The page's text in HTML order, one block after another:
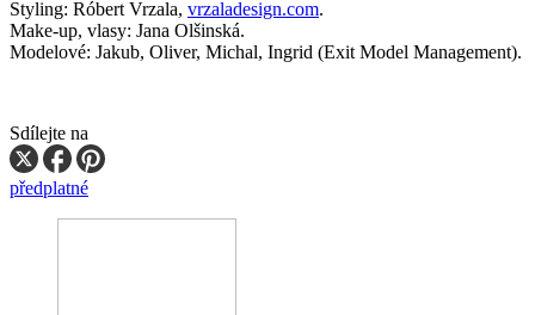
Styling: Róbert Vrzala, vrzaladesign.com.
Make-up, vlasy: Jana Olšinská.
Modelové: Jakub, Oliver, Michal, Ingrid (Exit Model Management).
Sdílejte na
předplatné